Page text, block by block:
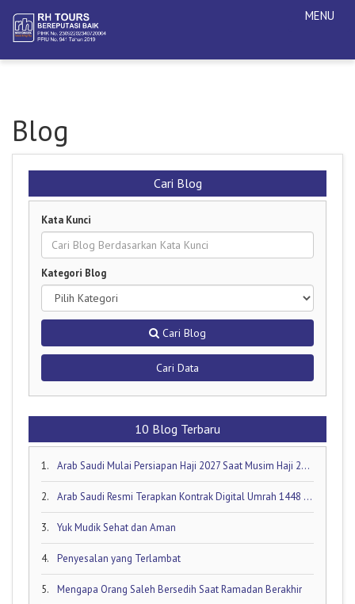
Blog
Cari Blog
Kata Kunci
Kategori Blog
Cari Blog
Cari Data
10 Blog Terbaru
1. Arab Saudi Mulai Persiapan Haji 2027 Saat Musim Haji 2026 Masih Berjalan!
2. Arab Saudi Resmi Terapkan Kontrak Digital Umrah 1448 H: Visa Dibuka Akhir Mei 2026
3. Yuk Mudik Sehat dan Aman
4. Penyesalan yang Terlambat
5. Mengapa Orang Saleh Bersedih Saat Ramadan Berakhir
MENU